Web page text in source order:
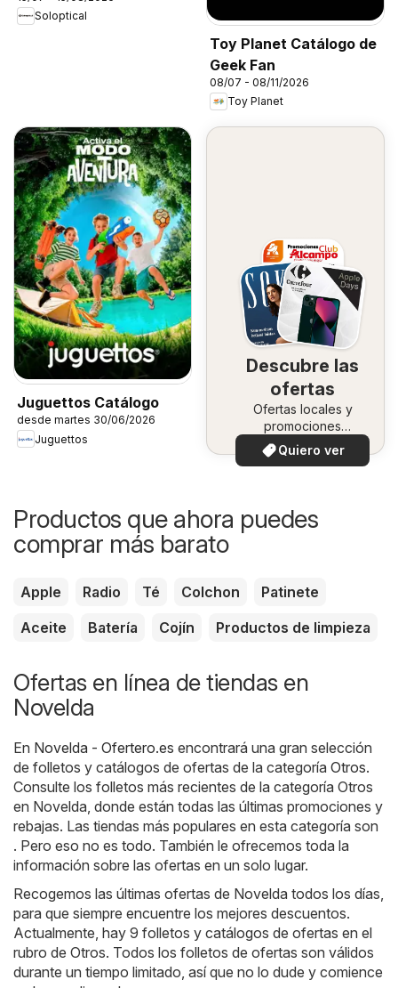
Soloptical
Toy Planet Catálogo de
Geek Fan
08/07 - 08/11/2026
Toy Planet
Juguettos Catálogo
desde martes 30/06/2026
Juguettos
Descubre las
ofertas
Ofertas locales y
promociones
especiales.
Quiero ver
Productos que ahora puedes
comprar más barato
Apple Radio Té Colchon
Patinete
Aceite
Batería Cojín Productos de limpieza
Ofertas en línea de tiendas en
Novelda
En Novelda - Ofertero.es encontrará una gran selección
de folletos y catálogos de ofertas de la categoría Otros.
Consulte los folletos más recientes de la categoría Otros
en Novelda, donde están todas las últimas promociones y
rebajas. Las tiendas más populares en esta categoría son
. Pero eso no es todo. También le ofrecemos toda la
información sobre las ofertas en un solo lugar.
Recogemos las últimas ofertas de Novelda todos los días,
para que siempre encuentre los mejores descuentos.
Actualmente, hay 9 folletos y catálogos de ofertas en el
rubro de Otros. Todos los folletos de ofertas son válidos
durante un tiempo limitado, así que no lo dude y comience